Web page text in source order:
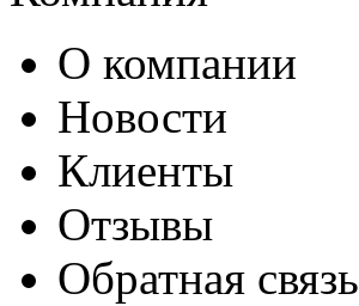
О компании
Новости
Клиенты
Отзывы
Обратная связь